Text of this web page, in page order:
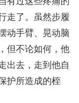
走了。虽然步履
动手臂、晃动脑
但不论如何，他
出去，走到他自
护所造成的桎